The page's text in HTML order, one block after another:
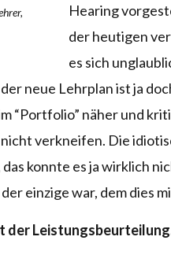
Hearing
der heutigen
es sich
neue Lehrplan ist ja
“Portfolio” näher und
nicht verkneifen. Die
konnte es ja wirklich
einzige war, dem dies
der